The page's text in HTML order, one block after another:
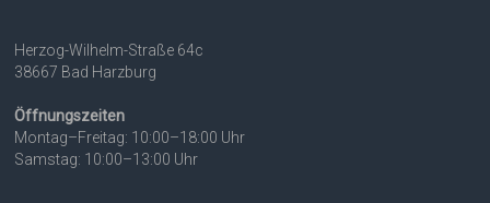
Herzog-Wilhelm-Straße 64c
38667 Bad Harzburg
Öffnungszeiten
Montag–Freitag: 10:00–18:00 Uhr
Samstag: 10:00–13:00 Uhr